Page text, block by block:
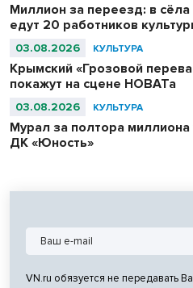
Миллион за переезд: в
едут 20 работников
03.08.2026 КУЛЬТУРА
Крымский «Грозовой
покажут на сцене НОВАТа
03.08.2026 КУЛЬТУРА
Мурал за полтора миллиона
ДК «Юность»
VN.ru обязуется не передавать